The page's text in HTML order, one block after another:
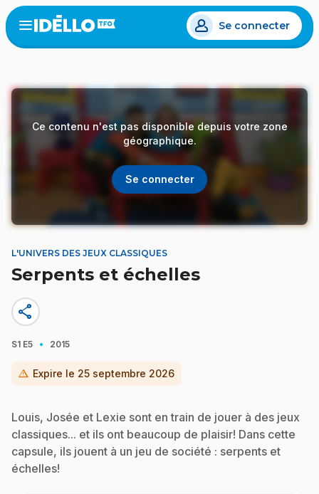
Aller
au
contenu
Open
menu
Se connecter
Ce contenu n'est pas disponible depuis votre zone
géographique.
Se connecter
L'UNIVERS DES JEUX CLASSIQUES
Serpents et échelles
share
S1 E5 · 2015
warning Expire le 25 septembre 2026
Louis, Josée et Lexie sont en train de jouer à des jeux
classiques... et ils ont beaucoup de plaisir! Dans cette
capsule, ils jouent à un jeu de société : serpents et
échelles!